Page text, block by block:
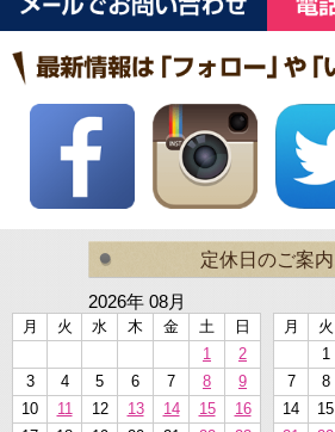
定休日のご案内
2026年 08月
月 火 水 木 金 土
日
1
2
3
4 5 6 7 8
9
10
11 12 13 14 15
16
月 火
1
7
8
14
15